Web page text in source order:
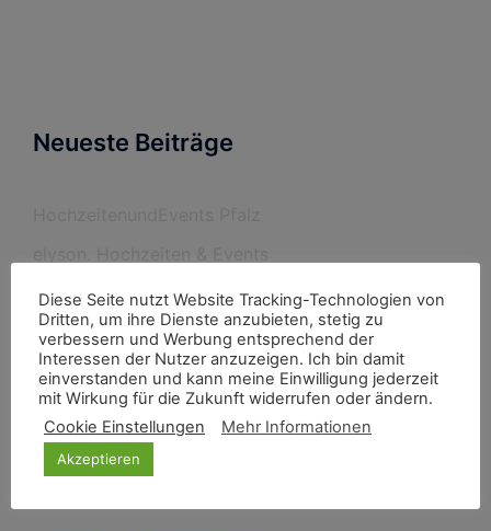
Neueste Beiträge
Hochzeitsplanerin Bärbel Steinmann
Burghochzeit im Rheingau
Neueste Kommentare
Diese Seite nutzt Website Tracking-Technologien von
Dritten, um ihre Dienste anzubieten, stetig zu
verbessern und Werbung entsprechend der
Interessen der Nutzer anzuzeigen. Ich bin damit
einverstanden und kann meine Einwilligung jederzeit
mit Wirkung für die Zukunft widerrufen oder ändern.
Cookie Einstellungen
Mehr Informationen
Akzeptieren